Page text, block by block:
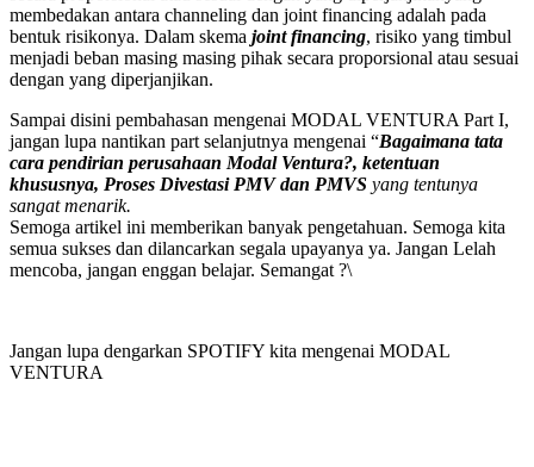
membedakan antara channeling dan joint financing adalah pada
bentuk risikonya. Dalam skema joint financing, risiko yang timbul
menjadi beban masing masing pihak secara proporsional atau sesuai
dengan yang diperjanjikan.
Sampai disini pembahasan mengenai MODAL VENTURA Part I,
jangan lupa nantikan part selanjutnya mengenai “Bagaimana tata
cara pendirian perusahaan Modal Ventura?, ketentuan
khususnya, Proses Divestasi PMV dan PMVS yang tentunya
sangat menarik.
Semoga artikel ini memberikan banyak pengetahuan. Semoga kita
semua sukses dan dilancarkan segala upayanya ya. Jangan Lelah
mencoba, jangan enggan belajar. Semangat ?\
Jangan lupa dengarkan SPOTIFY kita mengenai MODAL
VENTURA